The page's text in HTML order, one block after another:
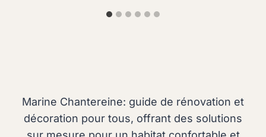
Marine Chantereine: guide de rénovation et
décoration pour tous, offrant des solutions